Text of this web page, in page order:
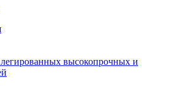
высокопрочных и